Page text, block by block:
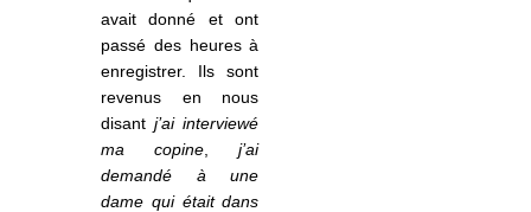
avait donné et ont
passé des heures à
enregistrer. Ils sont
revenus en nous
disantj’ai interviewé
ma copine ,j’ai
demandé à une
dame qui était dans